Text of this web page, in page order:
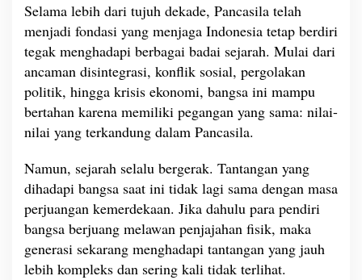
i
u
p
a
t
u
S
k
a
a
r
S
t
Selama lebih dari tujuh dekade, Pancasila telah
menjadi fondasi yang menjaga Indonesia tetap berdiri
tegak menghadapi berbagai badai sejarah. Mulai dari
ancaman disintegrasi, konflik sosial, pergolakan
politik, hingga krisis ekonomi, bangsa ini mampu
bertahan karena memiliki pegangan yang sama: nilai-
nilai yang terkandung dalam Pancasila.
Namun, sejarah selalu bergerak. Tantangan yang
dihadapi bangsa saat ini tidak lagi sama dengan masa
perjuangan kemerdekaan. Jika dahulu para pendiri
bangsa berjuang melawan penjajahan fisik, maka
generasi sekarang menghadapi tantangan yang jauh
lebih kompleks dan sering kali tidak terlihat.